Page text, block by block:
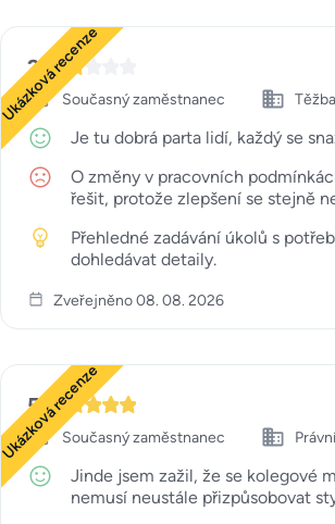
Ukázková recenze
2
Současný zaměstnanec
Je tu dobrá parta lidí, každý se
O změny v pracovních
řešit, protože zlepšení se stejně
Přehledné zadávání úkolů s
dohledávat detaily.
Zveřejněno 08. 08. 2026
Ukázková recenze
5
Současný zaměstnanec
Jinde jsem zažil, že se kolegové
nemusí neustále přizpůsobovat